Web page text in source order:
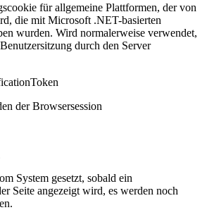
für allgemeine Plattformen, der von
die mit Microsoft .NET-basierten
wurden. Wird normalerweise verwendet,
durch den Server
der Browsersession
System gesetzt, sobald ein
Seite angezeigt wird, es werden noch